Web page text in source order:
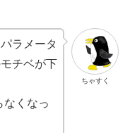
ちゃすく
ラメータ
チベが下
なくなっ